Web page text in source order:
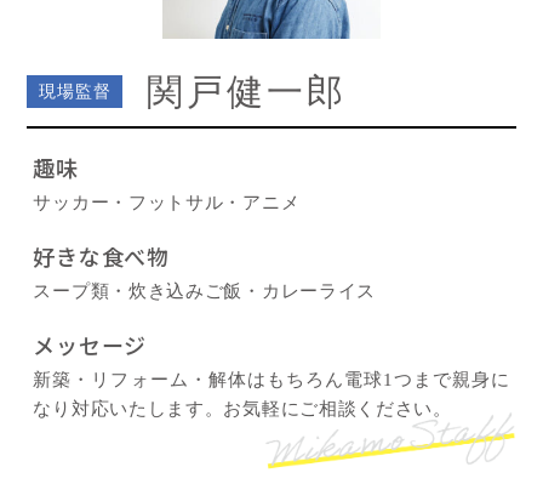
現場監督 関戸健一郎
趣味
サッカー・フットサル・アニメ
好きな食べ物
スープ類・炊き込みご飯・カレーライス
メッセージ
新築・リフォーム・解体はもちろん電球1つまで親身に
なり対応いたします。お気軽にご相談ください。